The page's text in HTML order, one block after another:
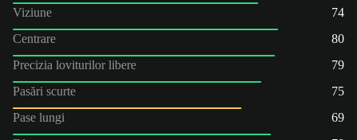
Viziune
74
Centrare
80
Precizia loviturilor libere
79
Pasări scurte
75
Pase lungi
69